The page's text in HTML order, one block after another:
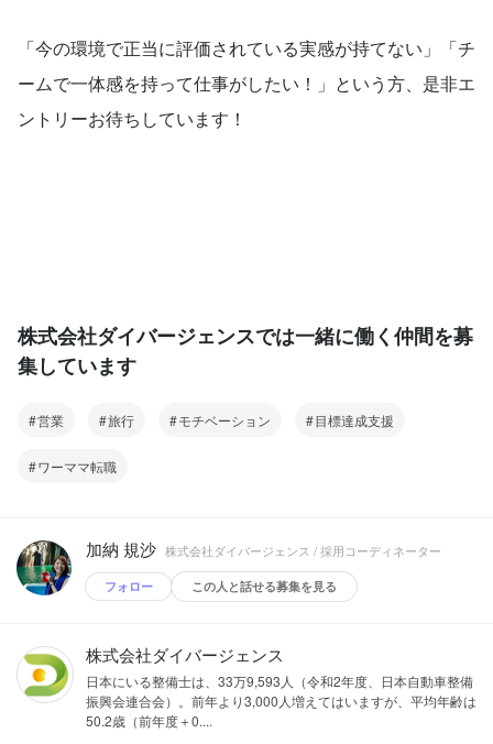
「今の環境で正当に評価されている実感が持てない」「チ
ームで一体感を持って仕事がしたい！」という方、是非エ
ントリーお待ちしています！
株式会社ダイバージェンスでは一緒に働く仲間を募
集しています
営業 旅行 モチベーション 目標達成支援
ワーママ転職
加納 規沙 株式会社ダイバージェンス / 採用コーディネーター
フォロー この人と話せる募集を見る
株式会社ダイバージェンス
日本にいる整備士は、33万9,593人（令和2年度、日本自動車整備
振興会連合会）。前年より3,000人増えてはいますが、平均年齢は
50.2歳（前年度＋0....